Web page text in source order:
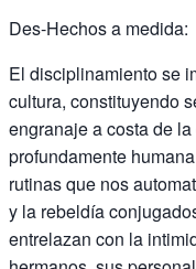
Des-Hechos a medida:
El disciplinamiento se
cultura, constituyendo
engranaje a costa de
profundamente
rutinas que nos
y la rebeldía
entrelazan con la